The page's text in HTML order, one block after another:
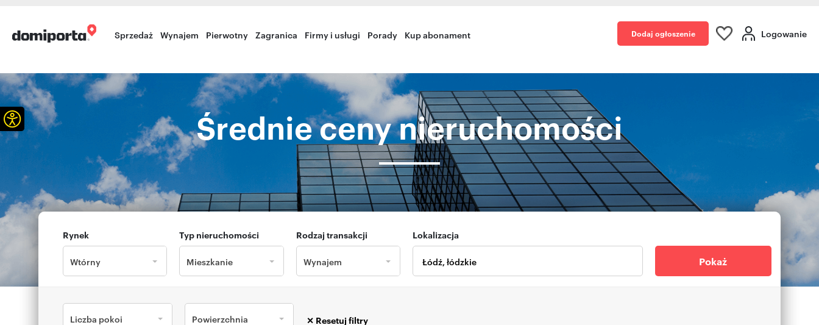
Sprzedaż Wynajem Pierwotny Zagranica Firmy i usługi Porady Kup abonament Dodaj ogłoszenie Logowanie
Średnie ceny nieruchomości
Rynek
Wtórny
Typ nieruchomości
Mieszkanie
Rodzaj transakcji
Wynajem
Lokalizacja
Pokaż
Liczba pokoi Powierzchnia
Otwórz pasek narzędzi